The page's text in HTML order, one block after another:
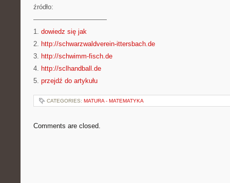
źródło:
———————————
1. dowiedz się jak
2. http://schwarzwaldverein-ittersbach.de
3. http://schwimm-fisch.de
4. http://sclhandball.de
5. przejdź do artykułu
CATEGORIES: MATURA - MATEMATYKA
Comments are closed.